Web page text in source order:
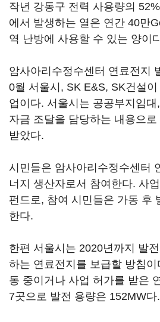
작년 강동구 전력 사용량의
에서 발생하는 열은 연간 40만
역 난방에 사용할 수 있는 양이
암사아리수정수센터 연료전지
0월 서울시, SK E&S, SK건설
업이다. 서울시는 공공부지임
자금 조달을 담당하는 내용으
받았다.
시민들은 암사아리수정수센터
너지 생산자로서 참여한다. 사
펀드로, 참여 시민들은 가동 후
한다.
한편 서울시는 2020년까지 발
하는 연료전지를 보급할 방침
동 중이거나 사업 허가를 받은
7곳으로 발전 용량은 152MW다.